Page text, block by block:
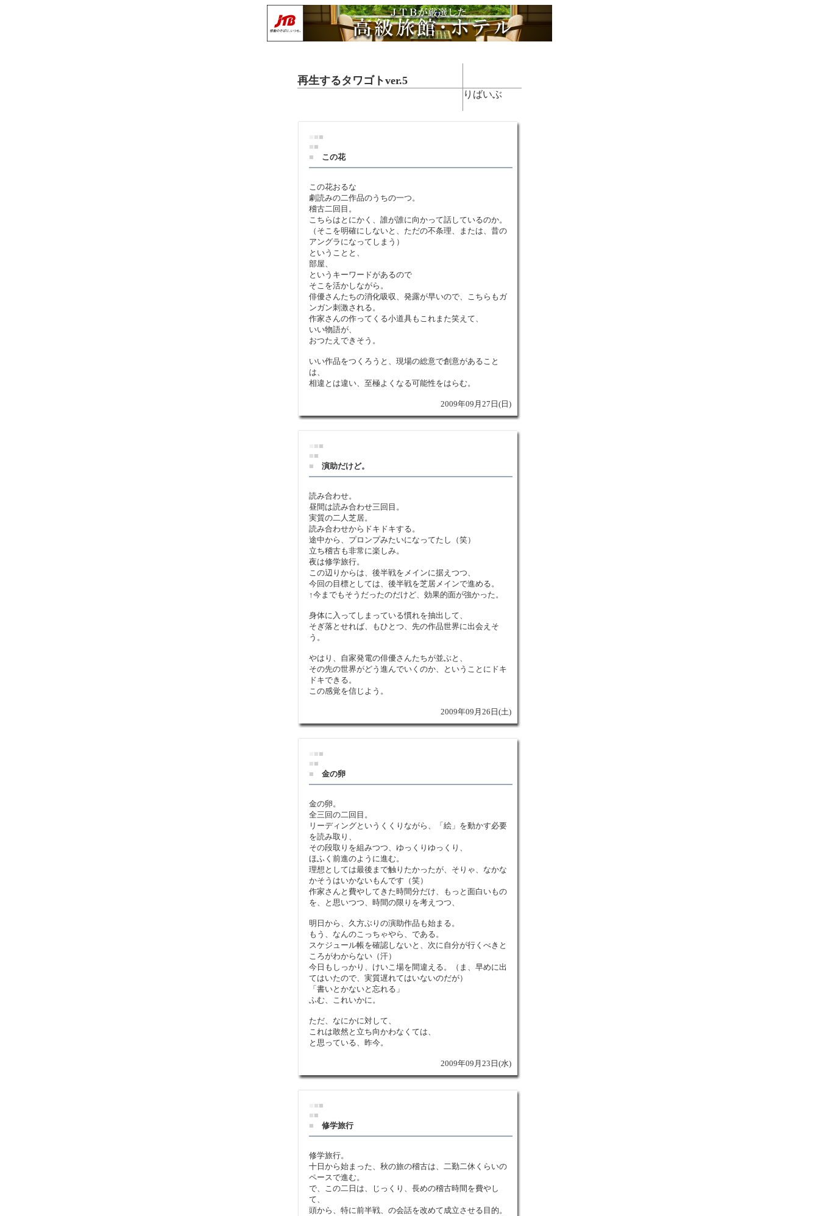
再生するタワゴトver.5
りばいぶ
■■
■■
■
この花
この花おるな
劇読みの二作品のうちの一つ。
稽古二回目。
こちらはとにかく、誰が誰に向かって話しているのか。
（そこを明確にしないと、ただの不条理、または、昔の
アングラになってしまう）
ということと、
部屋、
というキーワードがあるので
そこを活かしながら。
俳優さんたちの消化吸収、発露が早いので、こちらもガ
ンガン刺激される。
作家さんの作ってくる小道具もこれまた笑えて、
いい物語が、
おつたえできそう。
いい作品をつくろうと、現場の総意で創意があること
は、
相違とは違い、至極よくなる可能性をはらむ。
2009年09月27日(日)
■■
■■
■
演助だけど。
読み合わせ。
昼間は読み合わせ三回目。
実質の二人芝居。
読み合わせからドキドキする。
途中から、プロンプみたいになってたし（笑）
立ち稽古も非常に楽しみ。
夜は修学旅行。
この辺りからは、後半戦をメインに据えつつ、
今回の目標としては、後半戦を芝居メインで進める。
↑今までもそうだったのだけど、効果的面が強かった。
身体に入ってしまっている慣れを抽出して、
そぎ落とせれば、もひとつ、先の作品世界に出会えそ
う。
やはり、自家発電の俳優さんたちが並ぶと、
その先の世界がどう進んでいくのか、ということにドキ
ドキできる。
この感覚を信じよう。
2009年09月26日(土)
■■
■■
■
金の卵
金の卵。
全三回の二回目。
リーディングというくくりながら、「絵」を動かす必要
を読み取り、
その段取りを組みつつ、ゆっくりゆっくり、
ほふく前進のように進む。
理想としては最後まで触りたかったが、そりゃ、なかな
かそうはいかないもんです（笑）
作家さんと費やしてきた時間分だけ、もっと面白いもの
を、と思いつつ、時間の限りを考えつつ、
明日から、久方ぶりの演助作品も始まる。
もう、なんのこっちゃやら、である。
スケジュール帳を確認しないと、次に自分が行くべきと
ころがわからない（汗）
今日もしっかり、けいこ場を間違える。（ま、早めに出
てはいたので、実質遅れてはいないのだが）
「書いとかないと忘れる」
ふむ、これいかに。
ただ、なにかに対して、
これは敢然と立ち向かわなくては、
と思っている、昨今。
2009年09月23日(水)
■■
■■
■
修学旅行
修学旅行。
十日から始まった、秋の旅の稽古は、二勤二休くらいの
ペースで進む。
で、この二日は、じっくり、長めの稽古時間を費やし
て、
頭から、特に前半戦、の会話を改めて成立させる目的。